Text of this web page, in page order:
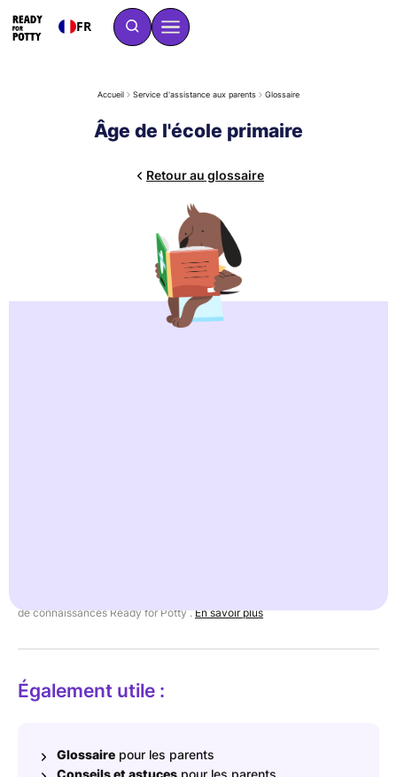
FR
Accueil Service d'assistance aux parents Glossaire
Âge de l'école primaire
Retour au glossaire
de connaissances Ready for Potty .En savoir plus
Également utile :
Glossaire pour les parents
Conseils et astuces pour les parents